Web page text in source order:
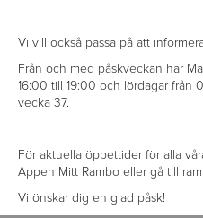
Vi vill också passa på att
Från och med påskveckan har
16:00 till 19:00 och lördagar från
vecka 37.
För aktuella öppettider för alla
Appen Mitt Rambo eller gå till
Vi önskar dig en glad påsk!